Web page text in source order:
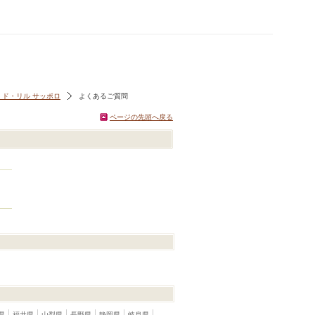
・リル サッポロ よくあるご質問
ページの先頭へ戻る